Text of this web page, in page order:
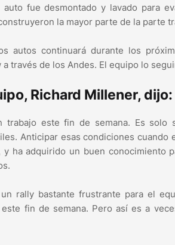
auto fue desmontado y lavado para
la mayor parte de la parte
autos continuará durante los
través de los Andes. El equipo lo
Richard Millener, dijo:
trabajo este fin de semana. Es
Anticipar esas condiciones
ha adquirido un buen conocimiento
rally bastante frustrante para el
fin de semana. Pero así es a